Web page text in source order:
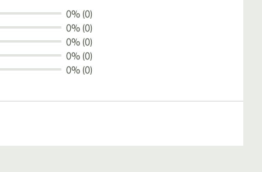
0% (0)
0% (0)
0% (0)
0% (0)
0% (0)